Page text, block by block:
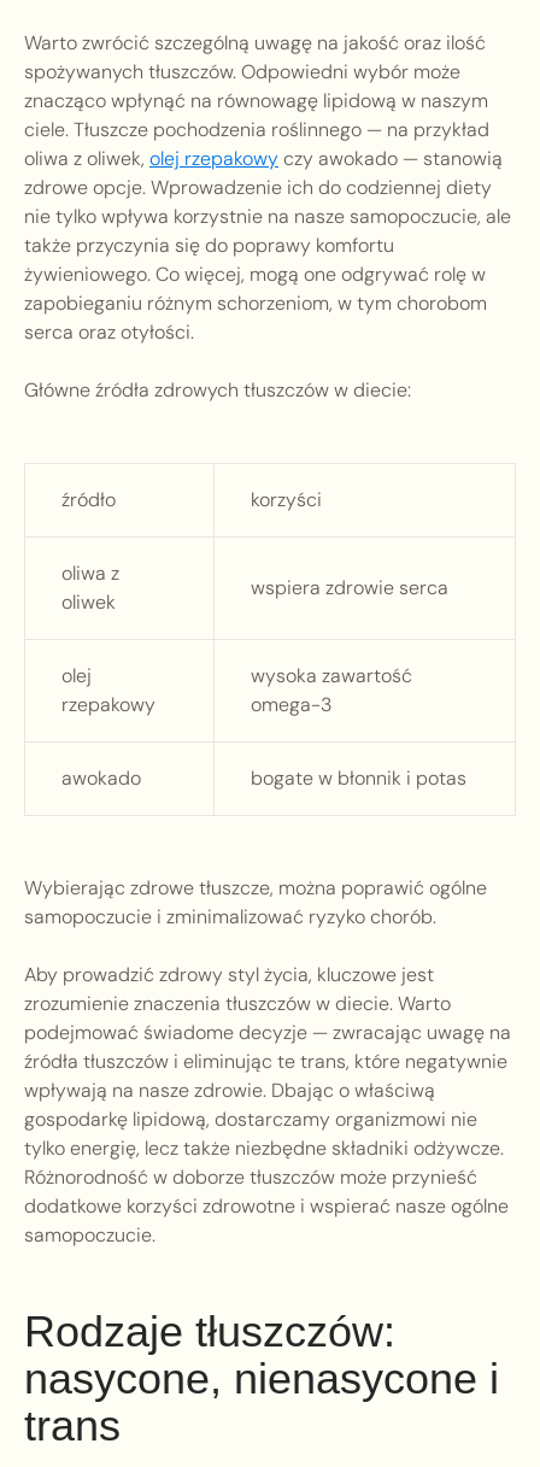
Warto zwrócić szczególną uwagę na jakość oraz ilość
spożywanych tłuszczów. Odpowiedni wybór może
znacząco wpłynąć na równowagę lipidową w naszym
ciele. Tłuszcze pochodzenia roślinnego — na przykład
oliwa z oliwek, olej rzepakowyczy awokado — stanowią
zdrowe opcje. Wprowadzenie ich do codziennej diety
nie tylko wpływa korzystnie na nasze samopoczucie, ale
także przyczynia się do poprawy komfortu
żywieniowego. Co więcej, mogą one odgrywać rolę w
zapobieganiu różnym schorzeniom, w tym chorobom
serca oraz otyłości.
Główne źródła zdrowych tłuszczów w diecie:
źródło korzyści
oliwa z
oliwek
wspiera zdrowie serca
olej
rzepakowy
wysoka zawartość
omega-3
awokado bogate w błonnik i potas
Wybierając zdrowe tłuszcze, można poprawić ogólne
samopoczucie i zminimalizować ryzyko chorób.
Aby prowadzić zdrowy styl życia, kluczowe jest
zrozumienie znaczenia tłuszczów w diecie. Warto
podejmować świadome decyzje — zwracając uwagę na
źródła tłuszczów i eliminując te trans, które negatywnie
wpływają na nasze zdrowie. Dbając o właściwą
gospodarkę lipidową, dostarczamy organizmowi nie
tylko energię, lecz także niezbędne składniki odżywcze.
Różnorodność w doborze tłuszczów może przynieść
dodatkowe korzyści zdrowotne i wspierać nasze ogólne
samopoczucie.
Rodzaje tłuszczów:
nasycone, nienasycone i
trans